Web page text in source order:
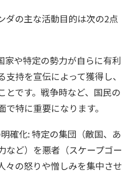
ダの主な活動目的は次の2点
家や特定の勢力が自らに有利
持を宣伝によって獲得し、
とです。戦争時など、国民の
特に重要になります。
確化: 特定の集団（敵国、あ
など）を悪者（スケープゴー
々の怒りや憎しみを集中させ